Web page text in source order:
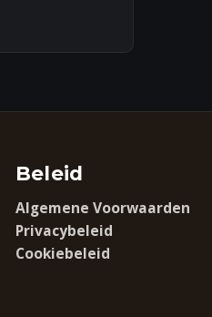
Beleid
Algemene Voorwaarden
Privacybeleid
Cookiebeleid